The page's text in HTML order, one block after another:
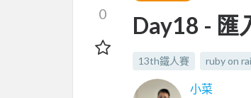
0 Day18 - 匯
13th鐵人賽 ruby on
小菜